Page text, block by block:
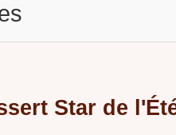
Star de